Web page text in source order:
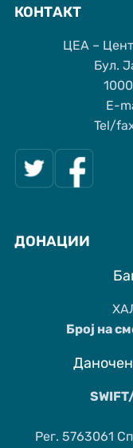
КОНТАКТ
ЦЕА –
Бул.
Е-
Tel/
ДОНАЦИИ
Број на
Рег. 5763061